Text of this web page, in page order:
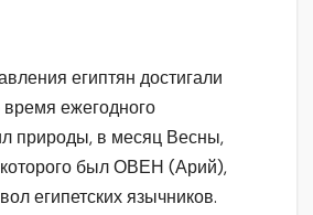
египтян достигали
ежегодного
природы, в месяц Весны,
которого был ОВЕН (Арий),
египетских язычников.